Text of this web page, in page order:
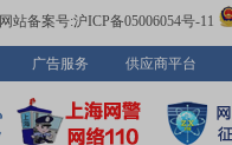
网站备案号:沪ICP备05006054号-11
广告服务 供应商平台